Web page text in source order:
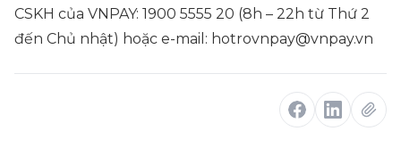
CSKH của VNPAY: 1900 5555 20 (8h – 22h từ Thứ 2
đến Chủ nhật) hoặc e-mail: hotrovnpay@vnpay.vn